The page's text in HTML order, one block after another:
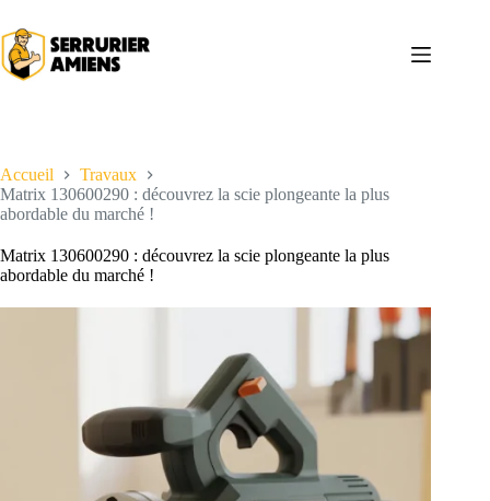
au
contenu
Accueil
Travaux
Matrix 130600290 : découvrez la scie plongeante la plus
abordable du marché !
Matrix 130600290 : découvrez la scie plongeante la plus
abordable du marché !